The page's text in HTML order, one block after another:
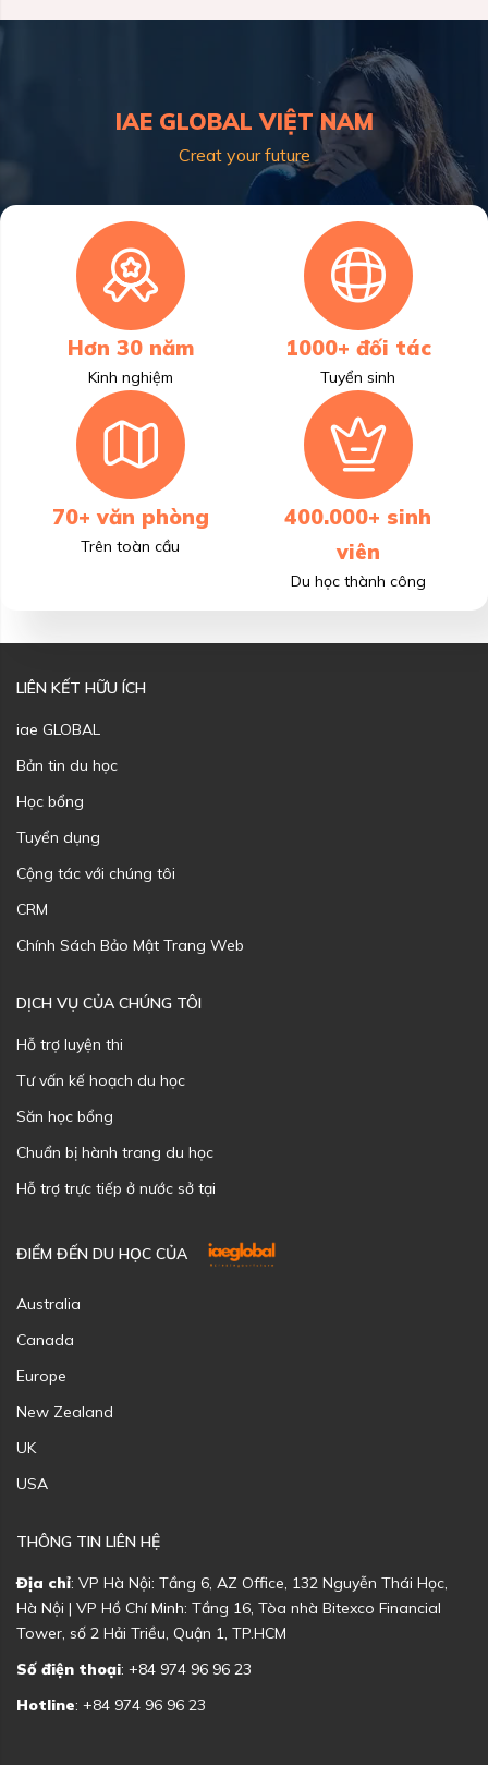
IAE GLOBAL VIỆT NAM
Creat your future
Hơn 30 năm
Kinh nghiệm
1000+ đối tác
Tuyển sinh
70+ văn phòng
Trên toàn cầu
400.000+ sinh
viên
Du học thành công
LIÊN KẾT HỮU ÍCH
iae GLOBAL
Bản tin du học
Học bổng
Tuyển dụng
Cộng tác với chúng tôi
CRM
Chính Sách Bảo Mật Trang Web
DỊCH VỤ CỦA CHÚNG TÔI
Hỗ trợ luyện thi
Tư vấn kế hoạch du học
Săn học bổng
Chuẩn bị hành trang du học
Hỗ trợ trực tiếp ở nước sở tại
ĐIỂM ĐẾN DU HỌC CỦA
Australia
Canada
Europe
New Zealand
UK
USA
THÔNG TIN LIÊN HỆ
Địa chỉ: VP Hà Nội: Tầng 6, AZ Office, 132 Nguyễn Thái Học,
Hà Nội | VP Hồ Chí Minh: Tầng 16, Tòa nhà Bitexco Financial
Tower, số 2 Hải Triều, Quận 1, TP.HCM
Số điện thoại: +84 974 96 96 23
Hotline: +84 974 96 96 23